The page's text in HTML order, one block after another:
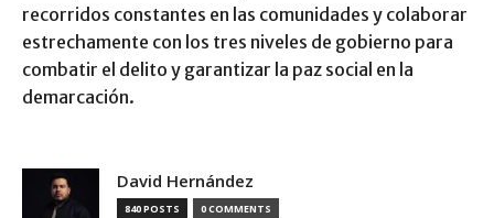
recorridos constantes en las comunidades y colaborar
estrechamente con los tres niveles de gobierno para
combatir el delito y garantizar la paz social en la
demarcación.
David Hernández
840 POSTS 0 COMMENTS